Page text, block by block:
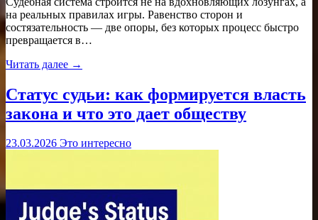
на реальных правилах игры. Равенство сторон и
состязательность — две опоры, без которых процесс быстро
превращается в…
Читать далее →
Статус судьи: как формируется власть
закона и что это дает обществу
23.03.2026 Это интересно